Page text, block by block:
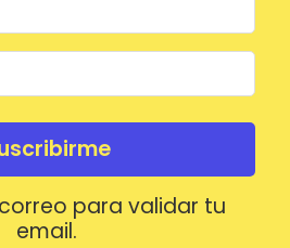
para validar tu
email.